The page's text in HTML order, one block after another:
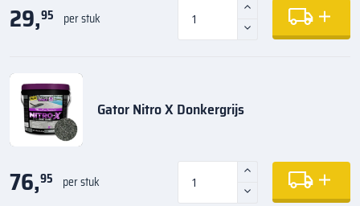
29,95 per stuk
Gator Nitro X Donkergrijs
76,95 per stuk